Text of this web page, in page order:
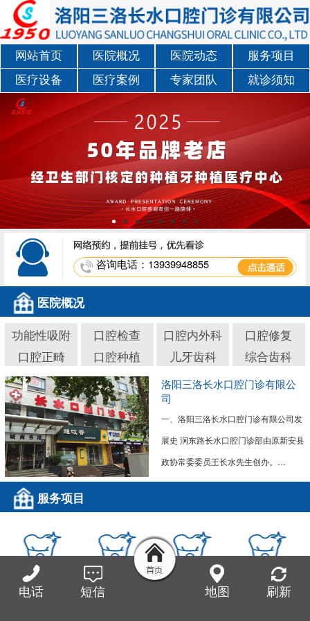
网站首页 医院概况 医院动态
服务项目
医疗设备
医疗案例 专家团队 就诊须知
咨询电话：13939948855
医院概况
功能性吸附 口腔检查 口腔内外科
口腔修复
口腔正畸
口腔种植 儿牙齿科 综合齿科
洛阳三洛长水口腔门诊有限公
司
一、洛阳三洛长水口腔门诊有限公司发
展史 涧东路长水口腔门诊部由原新安县
政协常委委员王长水先生创办。…
服务项目
功能性吸附义
齿
口腔检查 口腔内外科 口腔修复
电话 短信 地图 刷新